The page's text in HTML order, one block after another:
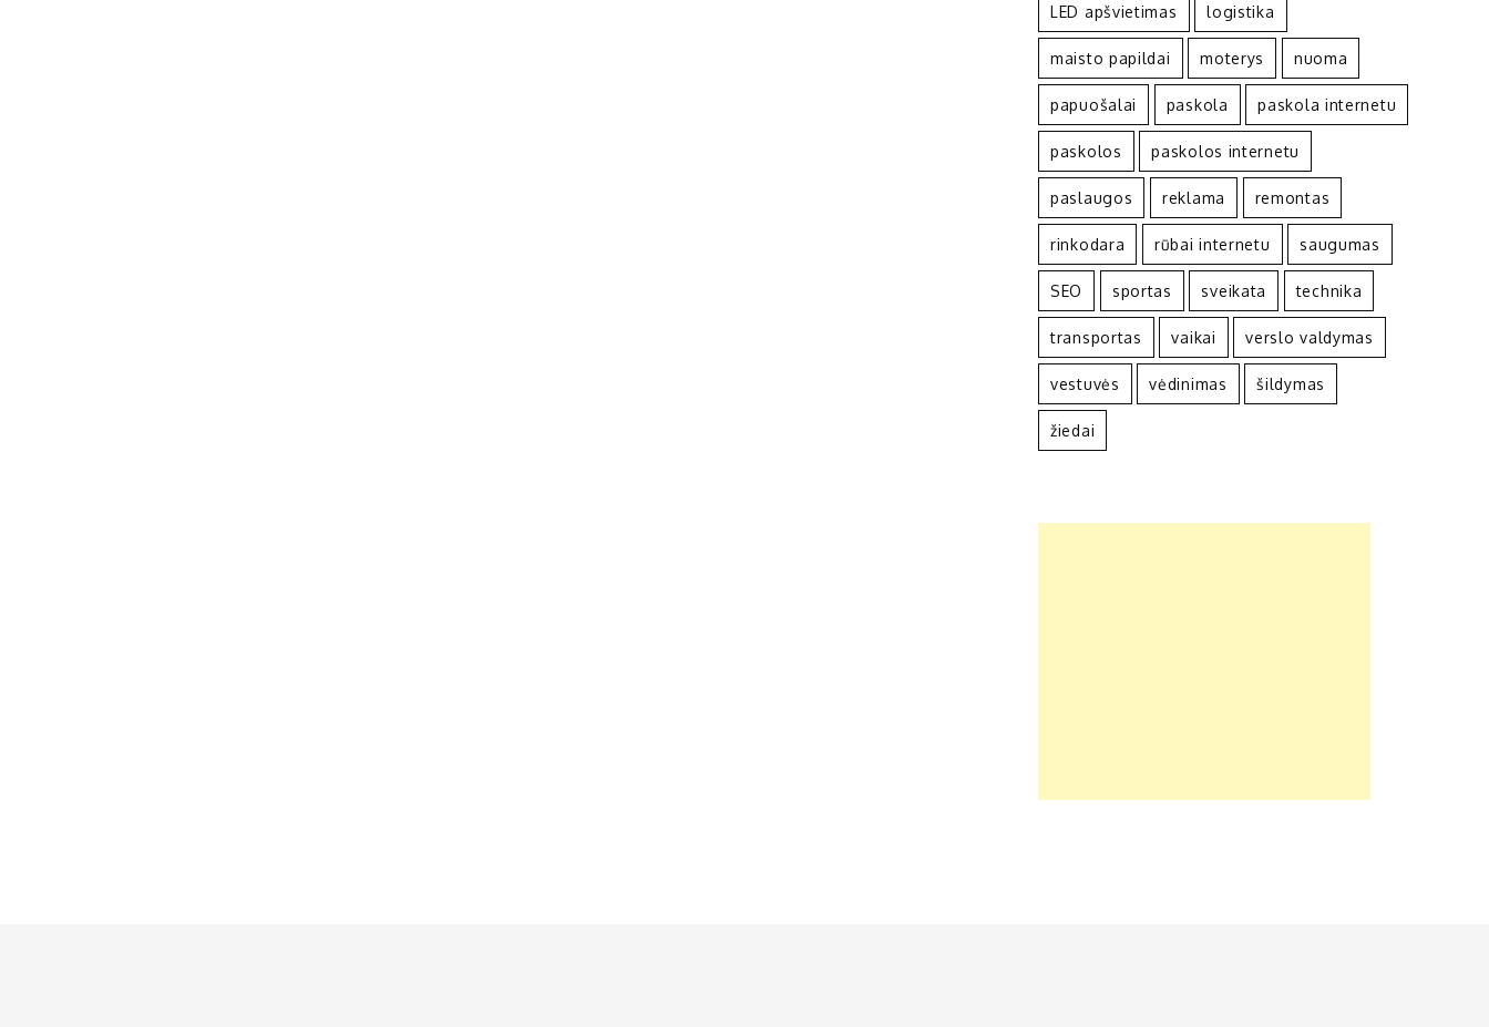
LED apšvietimas logistika
maisto papildai moterys nuoma
papuošalai paskola paskola internetu
paskolos paskolos internetu
paslaugos reklama remontas
rinkodara rūbai internetu saugumas
SEO sportas sveikata technika
transportas vaikai verslo valdymas
vestuvės vėdinimas šildymas
žiedai